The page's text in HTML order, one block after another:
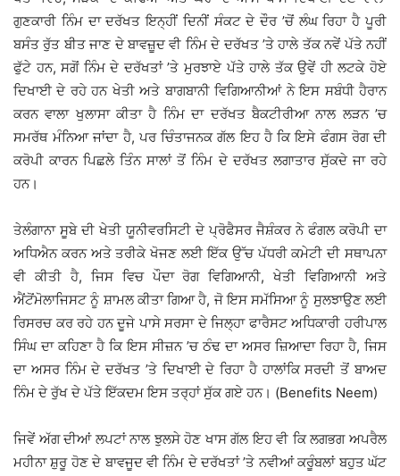
ਗੁਣਕਾਰੀ ਨਿੰਮ ਦਾ ਦਰੱਖਤ ਇਨ੍ਹੀਂ ਦਿਨੀਂ ਸੰਕਟ ਦੇ ਦੌਰ ’ਚੋਂ ਲੰਘ ਰਿਹਾ ਹੈ ਪੂਰੀ
ਬਸੰਤ ਰੁੱਤ ਬੀਤ ਜਾਣ ਦੇ ਬਾਵਜ਼ੂਦ ਵੀ ਨਿੰਮ ਦੇ ਦਰੱਖਤ ’ਤੇ ਹਾਲੇ ਤੱਕ ਨਵੇਂ ਪੱਤੇ ਨਹੀਂ
ਫੁੱਟੇ ਹਨ, ਸਗੋਂ ਨਿੰਮ ਦੇ ਦਰੱਖਤਾਂ ’ਤੇ ਮੁਰਝਾਏ ਪੱਤੇ ਹਾਲੇ ਤੱਕ ਉਵੇਂ ਹੀ ਲਟਕੇ ਹੋਏ
ਦਿਖਾਈ ਦੇ ਰਹੇ ਹਨ ਖੇਤੀ ਅਤੇ ਬਾਗਬਾਨੀ ਵਿਗਿਆਨੀਆਂ ਨੇ ਇਸ ਸਬੰਧੀ ਹੈਰਾਨ
ਕਰਨ ਵਾਲਾ ਖੁਲਾਸਾ ਕੀਤਾ ਹੈ ਨਿੰਮ ਦਾ ਦਰੱਖਤ ਬੈਕਟੀਰੀਆ ਨਾਲ ਲੜਨ ’ਚ
ਸਮਰੱਥ ਮੰਨਿਆ ਜਾਂਦਾ ਹੈ, ਪਰ ਚਿੰਤਾਜਨਕ ਗੱਲ ਇਹ ਹੈ ਕਿ ਇਸੇ ਫੰਗਸ ਰੋਗ ਦੀ
ਕਰੋਪੀ ਕਾਰਨ ਪਿਛਲੇ ਤਿੰਨ ਸਾਲਾਂ ਤੋਂ ਨਿੰਮ ਦੇ ਦਰੱਖਤ ਲਗਾਤਾਰ ਸੁੱਕਦੇ ਜਾ ਰਹੇ
ਹਨ।
ਤੇਲੰਗਾਨਾ ਸੂਬੇ ਦੀ ਖੇਤੀ ਯੂਨੀਵਰਸਿਟੀ ਦੇ ਪ੍ਰੋਫੈਸਰ ਜੈਸ਼ੰਕਰ ਨੇ ਫੰਗਲ ਕਰੋਪੀ ਦਾ
ਅਧਿਐਨ ਕਰਨ ਅਤੇ ਤਰੀਕੇ ਖੋਜਣ ਲਈ ਇੱਕ ਉੱਚ ਪੱਧਰੀ ਕਮੇਟੀ ਦੀ ਸਥਾਪਨਾ
ਵੀ ਕੀਤੀ ਹੈ, ਜਿਸ ਵਿਚ ਪੌਦਾ ਰੋਗ ਵਿਗਿਆਨੀ, ਖੇਤੀ ਵਿਗਿਆਨੀ ਅਤੇ
ਐਂਟੋਂਮੋਲਾਜਿਸਟ ਨੂੰ ਸ਼ਾਮਲ ਕੀਤਾ ਗਿਆ ਹੈ, ਜੋ ਇਸ ਸਮੱਸਿਆ ਨੂੰ ਸੁਲਝਾਉਣ ਲਈ
ਰਿਸਰਚ ਕਰ ਰਹੇ ਹਨ ਦੂਜੇ ਪਾਸੇ ਸਰਸਾ ਦੇ ਜਿਲ੍ਹਾ ਫਾਰੈਸਟ ਅਧਿਕਾਰੀ ਹਰੀਪਾਲ
ਸਿੰਘ ਦਾ ਕਹਿਣਾ ਹੈ ਕਿ ਇਸ ਸੀਜ਼ਨ ’ਚ ਠੰਢ ਦਾ ਅਸਰ ਜ਼ਿਆਦਾ ਰਿਹਾ ਹੈ, ਜਿਸ
ਦਾ ਅਸਰ ਨਿੰਮ ਦੇ ਦਰੱਖਤ ’ਤੇ ਦਿਖਾਈ ਦੇ ਰਿਹਾ ਹੈ ਹਾਲਾਂਕਿ ਸਰਦੀ ਤੋਂ ਬਾਅਦ
ਨਿੰਮ ਦੇ ਰੁੱਖ ਦੇ ਪੱਤੇ ਇੱਕਦਮ ਇਸ ਤਰ੍ਹਾਂ ਸੁੱਕ ਗਏ ਹਨ। (Benefits Neem)
ਜਿਵੇਂ ਅੱਗ ਦੀਆਂ ਲਪਟਾਂ ਨਾਲ ਝੁਲਸੇ ਹੋਣ ਖਾਸ ਗੱਲ ਇਹ ਵੀ ਕਿ ਲਗਭਗ ਅਪਰੈਲ
ਮਹੀਨਾ ਸ਼ੁਰੂ ਹੋਣ ਦੇ ਬਾਵਜੂਦ ਵੀ ਨਿੰਮ ਦੇ ਦਰੱਖਤਾਂ ’ਤੇ ਨਵੀਆਂ ਕਰੂੰਬਲਾਂ ਬਹੁਤ ਘੱਟ